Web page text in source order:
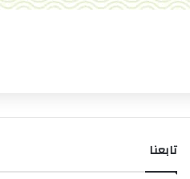
تابعنا